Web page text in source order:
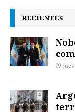
RECIENTES